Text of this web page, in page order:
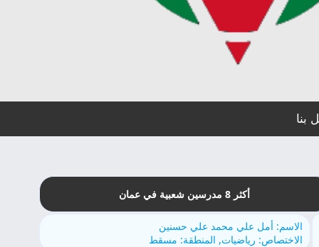
بنا
أكثر 8 مدرسين شعبية في عمان
الاسم: أمل علي محمد علي حسنين
الاختصاص: رياضيات, المنطقة: مسقط